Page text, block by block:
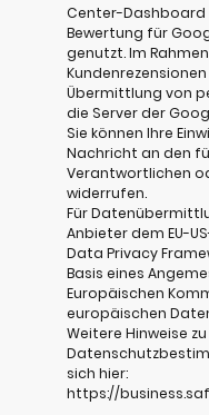
Center-Dashboard
Bewertung für
genutzt. Im
Übermittlung von
die Server der
Sie können Ihre
Nachricht an den
Verantwortlichen
widerrufen.
Für
Anbieter dem EU-
Data Privacy
Basis eines
Europäischen
europäischen
Weitere Hinweise
sich hier:
https://